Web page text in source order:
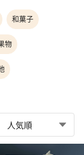
和菓子
物